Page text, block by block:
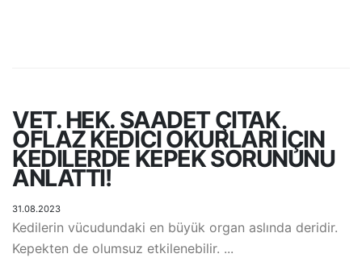
VET. HEK. SAADET ÇITAK
OFLAZ KEDICI OKURLARI İÇIN
KEDILERDE KEPEK SORUNUNU
ANLATTI!
31.08.2023
Kedilerin vücudundaki en büyük organ aslında deridir.
Kepekten de olumsuz etkilenebilir. ...